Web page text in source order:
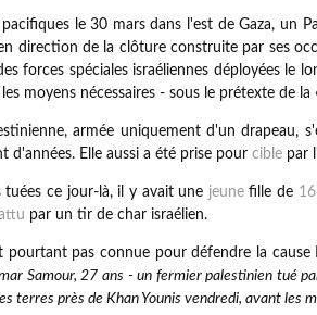
le 30 mars dans l'est de Gaza, un
direction de la clôture construite par ses
forces spéciales israéliennes déployées le
moyens nécessaires - sous le prétexte de la
armée uniquement d'un drapeau,
d'années. Elle aussi a été prise pour cible par
tuées ce jour-là, il y avait une jeunefille de
par un tir de char israélien.
pourtant pas connue pour défendre la cause
Samour, 27 ans - un fermier palestinien tué
terres près de Khan Younis vendredi, avant les